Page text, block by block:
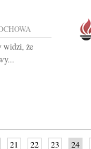
widzi, że
21 22 23 24